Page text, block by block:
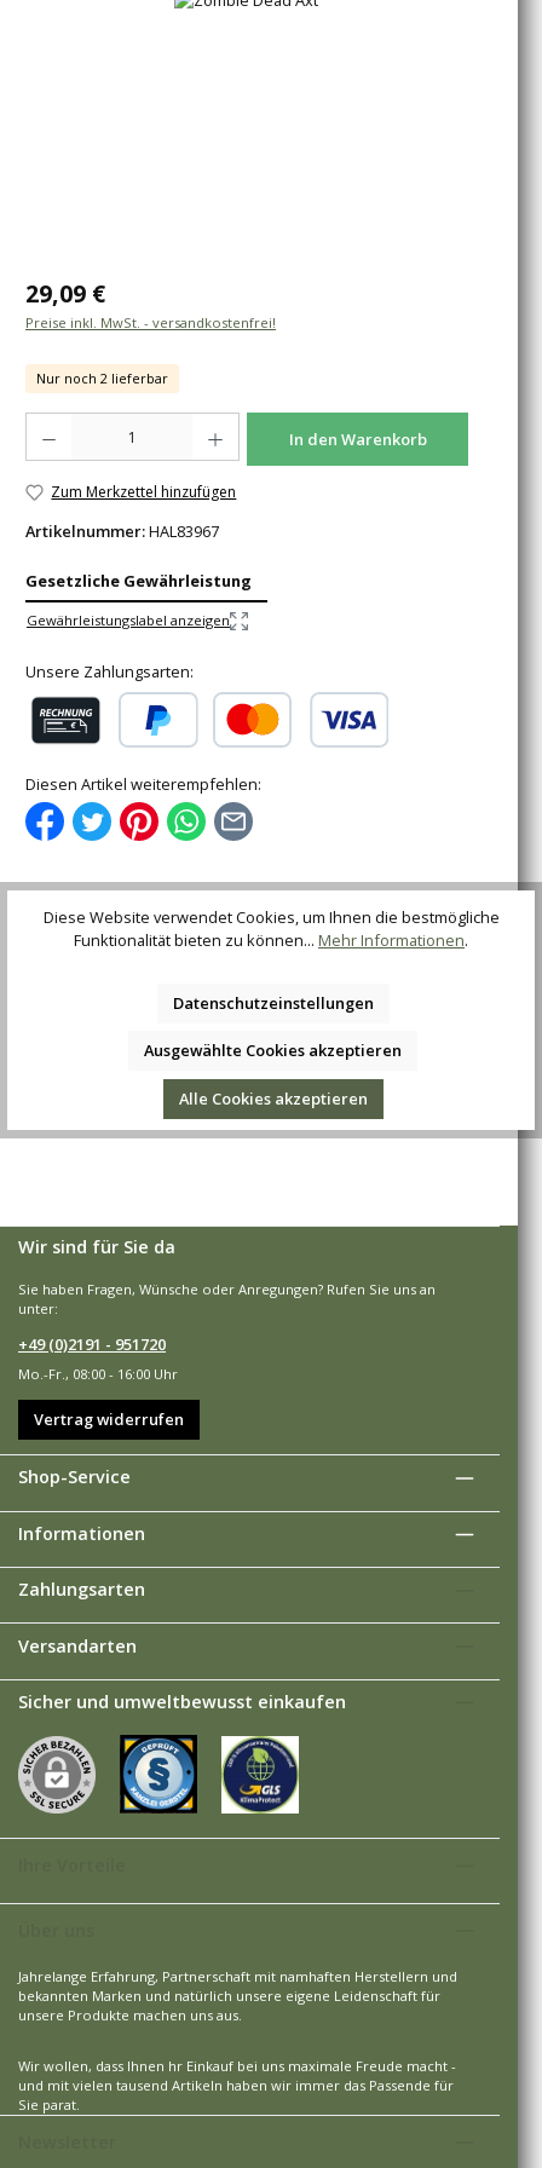
Regulärer Preis:
29,09 €
Preise inkl. MwSt. - versandkostenfrei!
Nur noch 2 lieferbar
In den Warenkorb
Zum Merkzettel hinzufügen
Artikelnummer:HAL83967
Gesetzliche Gewährleistung
Gewährleistungslabel anzeigen
Unsere Zahlungsarten:
Diesen Artikel weiterempfehlen:
Beschreibung
beschichtet, am Griff mit zombiegrüner Kordel
Wir sind für Sie da
Sie haben Fragen, Wünsche oder Anregungen? Rufen Sie uns an
unter:
+49 (0)2191 - 951720
Mo.-Fr., 08:00 - 16:00 Uhr
Vertrag widerrufen
Shop-Service
Informationen
Zahlungsarten
Versandarten
Sicher und umweltbewusst einkaufen
Jahrelange Erfahrung, Partnerschaft mit namhaften Herstellern und
bekannten Marken und natürlich unsere eigene Leidenschaft für
unsere Produkte machen uns aus.
Wir wollen, dass Ihnen hr Einkauf bei uns maximale Freude macht -
und mit vielen tausend Artikeln haben wir immer das Passende für
Sie parat.
Diese Website verwendet Cookies, um Ihnen die bestmögliche
Funktionalität bieten zu können... Mehr Informationen.
Datenschutzeinstellungen
Ausgewählte Cookies akzeptieren
Alle Cookies akzeptieren